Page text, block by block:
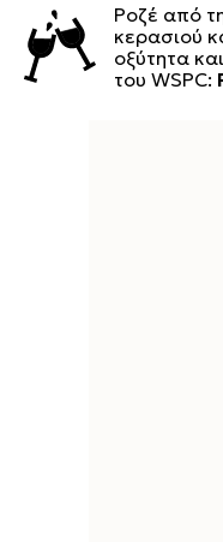
Ροζέ από
κερασιού
οξύτητα
του WSPC: